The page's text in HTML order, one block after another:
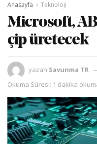
Anasayfa Teknoloji
Microsoft,
çip üretecek
yazan Savunma TR
Okuma Süresi: 1 dakika